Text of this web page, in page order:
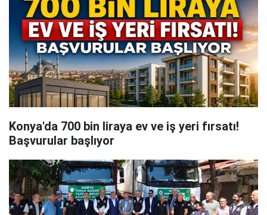
Konya'da 700 bin liraya ev ve iş yeri fırsatı!
Başvurular başlıyor